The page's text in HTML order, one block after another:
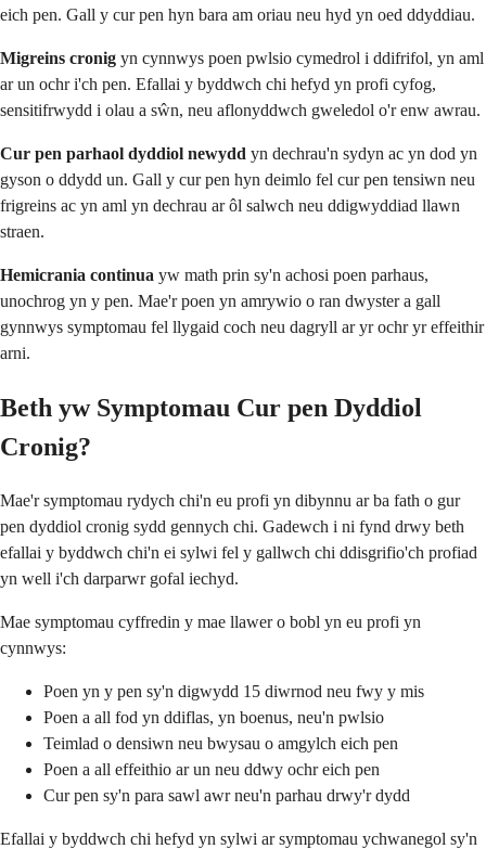
eich pen. Gall y cur pen hyn bara am oriau neu hyd yn oed ddyddiau.
Migreins cronig yn cynnwys poen pwlsio cymedrol i ddifrifol, yn aml
ar un ochr i'ch pen. Efallai y byddwch chi hefyd yn profi cyfog,
sensitifrwydd i olau a sŵn, neu aflonyddwch gweledol o'r enw awrau.
Cur pen parhaol dyddiol newydd yn dechrau'n sydyn ac yn dod yn
gyson o ddydd un. Gall y cur pen hyn deimlo fel cur pen tensiwn neu
frigreins ac yn aml yn dechrau ar ôl salwch neu ddigwyddiad llawn
straen.
Hemicrania continua yw math prin sy'n achosi poen parhaus,
unochrog yn y pen. Mae'r poen yn amrywio o ran dwyster a gall
gynnwys symptomau fel llygaid coch neu dagryll ar yr ochr yr effeithir
arni.
Beth yw Symptomau Cur pen Dyddiol
Cronig?
Mae'r symptomau rydych chi'n eu profi yn dibynnu ar ba fath o gur
pen dyddiol cronig sydd gennych chi. Gadewch i ni fynd drwy beth
efallai y byddwch chi'n ei sylwi fel y gallwch chi ddisgrifio'ch profiad
yn well i'ch darparwr gofal iechyd.
Mae symptomau cyffredin y mae llawer o bobl yn eu profi yn
cynnwys:
Poen yn y pen sy'n digwydd 15 diwrnod neu fwy y mis
Poen a all fod yn ddiflas, yn boenus, neu'n pwlsio
Teimlad o densiwn neu bwysau o amgylch eich pen
Poen a all effeithio ar un neu ddwy ochr eich pen
Cur pen sy'n para sawl awr neu'n parhau drwy'r dydd
Efallai y byddwch chi hefyd yn sylwi ar symptomau ychwanegol sy'n